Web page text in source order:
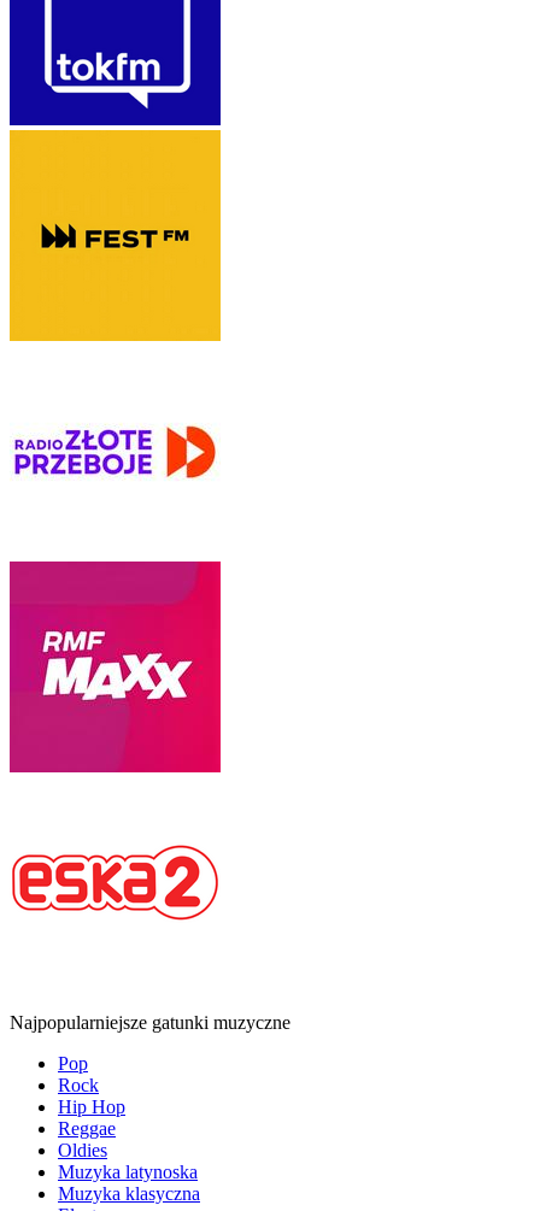
Najpopularniejsze gatunki muzyczne
Pop
Rock
Hip Hop
Reggae
Oldies
Muzyka latynoska
Muzyka klasyczna